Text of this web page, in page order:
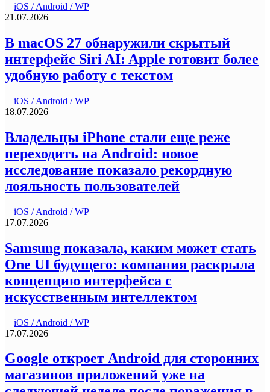
iOS / Android / WP
21.07.2026
В macOS 27 обнаружили скрытый
интерфейс Siri AI: Apple готовит более
удобную работу с текстом
iOS / Android / WP
18.07.2026
Владельцы iPhone стали еще реже
переходить на Android: новое
исследование показало рекордную
лояльность пользователей
iOS / Android / WP
17.07.2026
Samsung показала, каким может стать
One UI будущего: компания раскрыла
концепцию интерфейса с
искусственным интеллектом
iOS / Android / WP
17.07.2026
Google откроет Android для сторонних
магазинов приложений уже на